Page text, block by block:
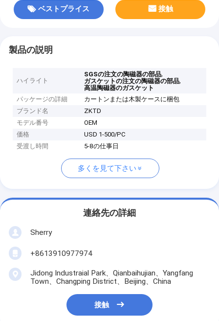
ベストプライス 接触
製品の説明
ハイライト
SGSの注文の陶磁器の部品,
ガスケットの注文の陶磁器の部品,
高温陶磁器のガスケット
パッケージの詳細
カートンまたは木製ケースに梱包
ブランド名
ZKTD
モデル番号
OEM
価格
USD 1-500/PC
受渡し時間
5-8の仕事日
多くを見て下さい
連絡先の詳細
Sherry
+8613910977974
Jidong Industraial Park、Qianbaihujian、Yangfang
Town、Changping District、Beijing、China
接触